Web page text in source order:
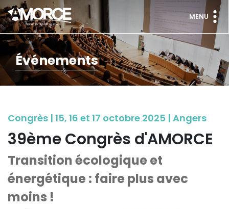
MENU
Événements
Congrès | 15, 16 et 17 octobre 2025 | Angers
39ème Congrès d'AMORCE
Transition écologique et
énergétique : faire plus avec
moins !